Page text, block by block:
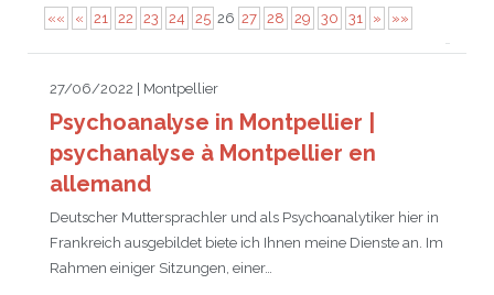
Perfectionnement
Cours thématiques
Atelier de chant
Formation professionnelle
Cours particuliers
Stages intensifs
Centre d’examens
Inscriptions et tarifs
Matériel pédagogique
Formation des enseignants
Infos pour les parents
Section Internationale Allemand
AbiBac
Onleihe – Prêt en ligne
Conseil de mobilité
Coaching individuel
Point info
Volontariat écologique
Petites annonces
Parcourir les annonces
Rédiger une annonce
Brieffreunde@correspondants
Classe@Klasse
Equipe de Montpellier
Equipe de Heidelberg
Jumelage Heidelberg / Montpellier
50 ans en 2016
Maison de Montpellier
Plan d’accès
Coopérations culturelles et pédagogiques
Réseaux franco-allemands en LR
Réseau d’affaires
Liens utiles
Les Mystères de Heidelberg
99Ballons
«« « 21 22 23 24 25 26 27 28 29 30 31 » »»
27/06/2022 | Montpellier
Psychoanalyse in Montpellier |
psychanalyse à Montpellier en
allemand
Deutscher Muttersprachler und als Psychoanalytiker hier in
Frankreich ausgebildet biete ich Ihnen meine Dienste an. Im
Rahmen einiger Sitzungen, einer…